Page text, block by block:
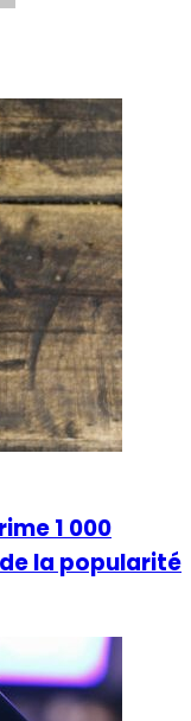
1 000
la popularité